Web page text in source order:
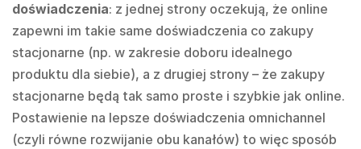
doświadczenia: z jednej strony oczekują, że online
zapewni im takie same doświadczenia co zakupy
stacjonarne (np. w zakresie doboru idealnego
produktu dla siebie), a z drugiej strony – że zakupy
stacjonarne będą tak samo proste i szybkie jak online.
Postawienie na lepsze doświadczenia omnichannel
(czyli równe rozwijanie obu kanałów) to więc sposób